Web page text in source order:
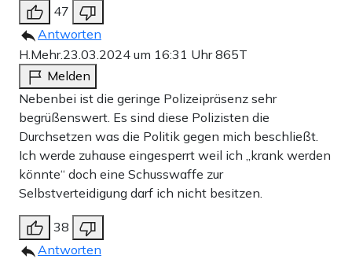
47
Antworten
H.Mehr.23.03.2024 um 16:31 Uhr865T
Melden
Nebenbei ist die geringe Polizeipräsenz sehr
begrüßenswert. Es sind diese Polizisten die
Durchsetzen was die Politik gegen mich beschließt.
Ich werde zuhause eingesperrt weil ich „krank werden
könnte“ doch eine Schusswaffe zur
Selbstverteidigung darf ich nicht besitzen.
38
Antworten